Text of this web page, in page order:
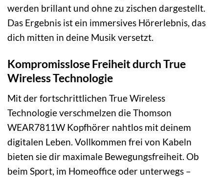
werden brillant und ohne zu zischen dargestellt.
Das Ergebnis ist ein immersives Hörerlebnis, das
dich mitten in deine Musik versetzt.
Kompromisslose Freiheit durch True
Wireless Technologie
Mit der fortschrittlichen True Wireless
Technologie verschmelzen die Thomson
WEAR7811W Kopfhörer nahtlos mit deinem
digitalen Leben. Vollkommen frei von Kabeln
bieten sie dir maximale Bewegungsfreiheit. Ob
beim Sport, im Homeoffice oder unterwegs –